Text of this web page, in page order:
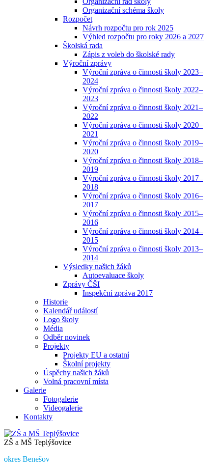
Organizační schéma školy
Rozpočet
Návrh rozpočtu pro rok 2025
Výhled rozpočtu pro roky 2026 a 2027
Školská rada
Zápis z voleb do školské rady
Výroční zprávy
Výroční zpráva o činnosti školy 2023–
2024
Výroční zpráva o činnosti školy 2022–
2023
Výroční zpráva o činnosti školy 2021–
2022
Výroční zpráva o činnosti školy 2020–
2021
Výroční zpráva o činnosti školy 2019–
2020
Výroční zpráva o činnosti školy 2018–
2019
Výroční zpráva o činnosti školy 2017–
2018
Výroční zpráva o činnosti školy 2016–
2017
Výroční zpráva o činnosti školy 2015–
2016
Výroční zpráva o činnosti školy 2014–
2015
Výroční zpráva o činnosti školy 2013–
2014
Výsledky našich žáků
Autoevaluace školy
Zprávy ČŠI
Inspekční zpráva 2017
Historie
Kalendář událostí
Logo školy
Média
Odběr novinek
Projekty
Projekty EU a ostatní
Školní projekty
Úspěchy našich žáků
Volná pracovní místa
Galerie
Fotogalerie
Videogalerie
Kontakty
ZŠ a MŠ Teplýšovice
okres Benešov